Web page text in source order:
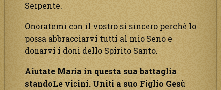
Serpente.
Onoratemi con il vostro sì sincero perché Io
possa abbracciarvi tutti al mio Seno e
donarvi i doni dello Spirito Santo.
Aiutate Maria in questa sua battaglia
standoLe vicini. Uniti a suo Figlio Gesù